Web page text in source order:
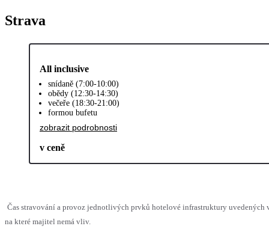
Strava
All inclusive
snídaně (7:00-10:00)
obědy (12:30-14:30)
večeře (18:30-21:00)
formou bufetu
zobrazit podrobnosti
v ceně
Čas stravování a provoz jednotlivých prvků hotelové infrastruktury uvedených
na které majitel nemá vliv.